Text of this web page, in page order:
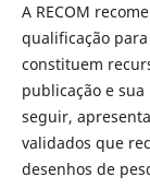
A RECOM
qualificação
constituem
publicação e
seguir,
validados que
desenhos de